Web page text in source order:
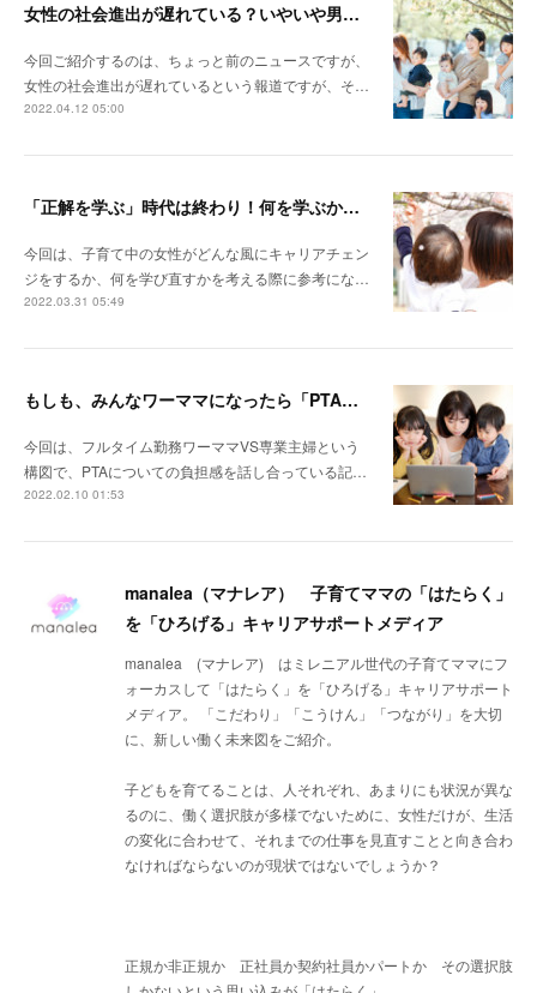
女性の社会進出が遅れている？いやいや男性の育児参加が遅れているんじゃない？
今回ご紹介するのは、ちょっと前のニュースですが、
女性の社会進出が遅れているという報道ですが、そ…
2022.04.12 05:00
「正解を学ぶ」時代は終わり！何を学ぶか迷ったときの３つのキーワードとは？！
今回は、子育て中の女性がどんな風にキャリアチェン
ジをするか、何を学び直すかを考える際に参考にな…
2022.03.31 05:49
もしも、みんなワーママになったら「PTA」はなくなる？
今回は、フルタイム勤務ワーママVS専業主婦という
構図で、PTAについての負担感を話し合っている記…
2022.02.10 01:53
manalea（マナレア） 子育てママの「はたらく」
を「ひろげる」キャリアサポートメディア
manalea (マナレア) はミレニアル世代の子育てママにフ
ォーカスして「はたらく」を「ひろげる」キャリアサポート
メディア。 「こだわり」「こうけん」「つながり」を大切
に、新しい働く未来図をご紹介。
子どもを育てることは、人それぞれ、あまりにも状況が異な
るのに、働く選択肢が多様でないために、女性だけが、生活
の変化に合わせて、それまでの仕事を見直すことと向き合わ
なければならないのが現状ではないでしょうか？
正規か非正規か 正社員か契約社員かパートか その選択肢